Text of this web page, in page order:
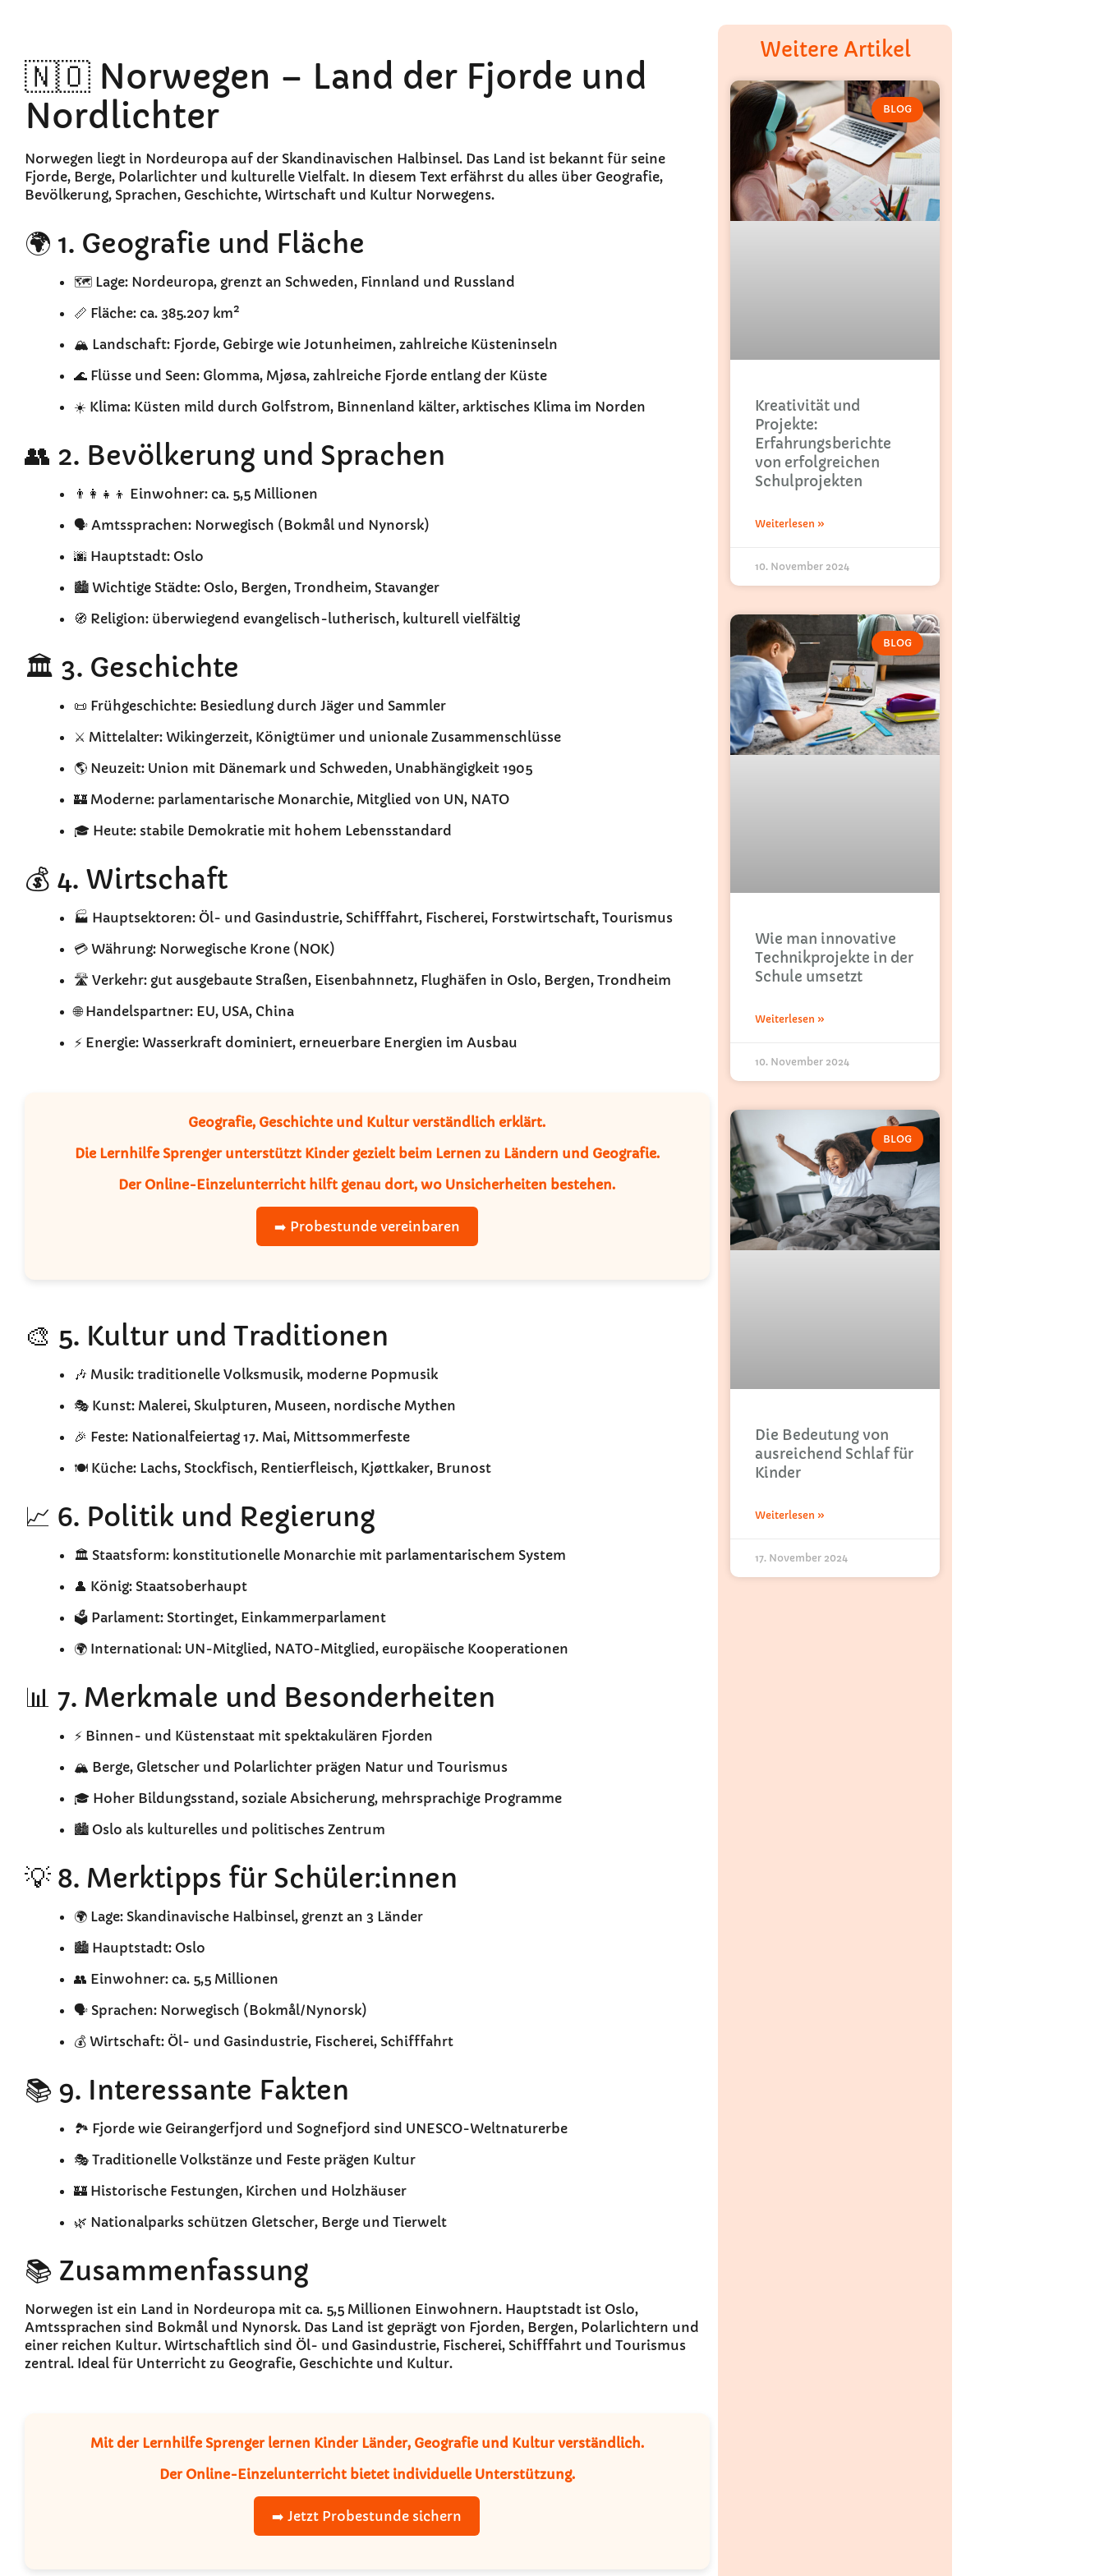
🇳🇴 Norwegen – Land der Fjorde und
Nordlichter
Norwegen liegt in Nordeuropa auf der Skandinavischen Halbinsel. Das Land ist bekannt für seine
Fjorde, Berge, Polarlichter und kulturelle Vielfalt. In diesem Text erfährst du alles über Geografie,
Bevölkerung, Sprachen, Geschichte, Wirtschaft und Kultur Norwegens.
🌍 1. Geografie und Fläche
🗺️ Lage: Nordeuropa, grenzt an Schweden, Finnland und Russland
📏 Fläche: ca. 385.207 km²
🏔️ Landschaft: Fjorde, Gebirge wie Jotunheimen, zahlreiche Küsteninseln
🌊 Flüsse und Seen: Glomma, Mjøsa, zahlreiche Fjorde entlang der Küste
☀️ Klima: Küsten mild durch Golfstrom, Binnenland kälter, arktisches Klima im Norden
👥 2. Bevölkerung und Sprachen
👨‍👩‍👧‍👦 Einwohner: ca. 5,5 Millionen
🗣️ Amtssprachen: Norwegisch (Bokmål und Nynorsk)
🌆 Hauptstadt: Oslo
🏙️ Wichtige Städte: Oslo, Bergen, Trondheim, Stavanger
🧭 Religion: überwiegend evangelisch-lutherisch, kulturell vielfältig
🏛️ 3. Geschichte
📜 Frühgeschichte: Besiedlung durch Jäger und Sammler
⚔️ Mittelalter: Wikingerzeit, Königtümer und unionale Zusammenschlüsse
🌎 Neuzeit: Union mit Dänemark und Schweden, Unabhängigkeit 1905
🏰 Moderne: parlamentarische Monarchie, Mitglied von UN, NATO
🎓 Heute: stabile Demokratie mit hohem Lebensstandard
💰 4. Wirtschaft
🏭 Hauptsektoren: Öl- und Gasindustrie, Schifffahrt, Fischerei, Forstwirtschaft, Tourismus
💳 Währung: Norwegische Krone (NOK)
🛣️ Verkehr: gut ausgebaute Straßen, Eisenbahnnetz, Flughäfen in Oslo, Bergen, Trondheim
🌐 Handelspartner: EU, USA, China
⚡ Energie: Wasserkraft dominiert, erneuerbare Energien im Ausbau
Geografie, Geschichte und Kultur verständlich erklärt.
Die Lernhilfe Sprengerunterstützt Kinder gezielt beim Lernen zu Ländern und Geografie.
Der Online-Einzelunterrichthilft genau dort, wo Unsicherheiten bestehen.
➡️ Probestunde vereinbaren
🎨 5. Kultur und Traditionen
🎶 Musik: traditionelle Volksmusik, moderne Popmusik
🎭 Kunst: Malerei, Skulpturen, Museen, nordische Mythen
🎉 Feste: Nationalfeiertag 17. Mai, Mittsommerfeste
🍽️ Küche: Lachs, Stockfisch, Rentierfleisch, Kjøttkaker, Brunost
📈 6. Politik und Regierung
🏛️ Staatsform: konstitutionelle Monarchie mit parlamentarischem System
👤 König: Staatsoberhaupt
🗳️ Parlament: Stortinget, Einkammerparlament
🌍 International: UN-Mitglied, NATO-Mitglied, europäische Kooperationen
📊 7. Merkmale und Besonderheiten
⚡ Binnen- und Küstenstaat mit spektakulären Fjorden
🏔️ Berge, Gletscher und Polarlichter prägen Natur und Tourismus
🎓 Hoher Bildungsstand, soziale Absicherung, mehrsprachige Programme
🏙️ Oslo als kulturelles und politisches Zentrum
💡 8. Merktipps für Schüler:innen
🌍 Lage: Skandinavische Halbinsel, grenzt an 3 Länder
🏙️ Hauptstadt: Oslo
👥 Einwohner: ca. 5,5 Millionen
🗣️ Sprachen: Norwegisch (Bokmål/Nynorsk)
💰 Wirtschaft: Öl- und Gasindustrie, Fischerei, Schifffahrt
📚 9. Interessante Fakten
🏞️ Fjorde wie Geirangerfjord und Sognefjord sind UNESCO-Weltnaturerbe
🎭 Traditionelle Volkstänze und Feste prägen Kultur
🏰 Historische Festungen, Kirchen und Holzhäuser
🌿 Nationalparks schützen Gletscher, Berge und Tierwelt
📚 Zusammenfassung
Norwegen ist ein Land in Nordeuropa mit ca. 5,5 Millionen Einwohnern. Hauptstadt ist Oslo,
Amtssprachen sind Bokmål und Nynorsk. Das Land ist geprägt von Fjorden, Bergen, Polarlichtern und
einer reichen Kultur. Wirtschaftlich sind Öl- und Gasindustrie, Fischerei, Schifffahrt und Tourismus
zentral. Ideal für Unterricht zu Geografie, Geschichte und Kultur.
Mit der Lernhilfe Sprengerlernen Kinder Länder, Geografie und Kultur verständlich.
Der Online-Einzelunterrichtbietet individuelle Unterstützung.
➡️ Jetzt Probestunde sichern
Weitere Artikel
BLOG
Kreativität und
Projekte:
Erfahrungsberichte
von erfolgreichen
Schulprojekten
Weiterlesen »
10. November 2024
BLOG
Wie man innovative
Technikprojekte in der
Schule umsetzt
Weiterlesen »
10. November 2024
BLOG
Die Bedeutung von
ausreichend Schlaf für
Kinder
Weiterlesen »
17. November 2024